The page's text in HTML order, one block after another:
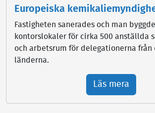
Europeiska
Fastigheten sanerades och man byggde
kontorslokaler för cirka 500 anställda
och arbetsrum för delegationerna från
länderna.
Läs mera